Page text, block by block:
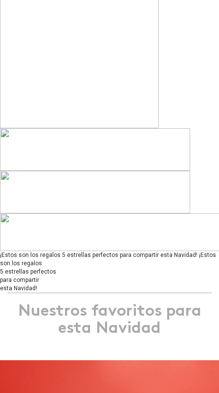
¡Estos son los regalos 5 estrellas perfectos para compartir esta Navidad! ¡Estos
son los regalos
5 estrellas perfectos
para compartir
esta Navidad!
Nuestros favoritos para
esta Navidad